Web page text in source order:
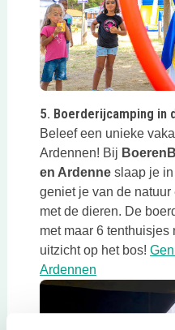
5. Boerderijcamping in
Beleef een unieke
Ardennen! Bij
en Ardenneslaap je in
geniet je van de
met de dieren. De
met maar 6 tenthuisjes
uitzicht op het bos!
ArdennenDeze link